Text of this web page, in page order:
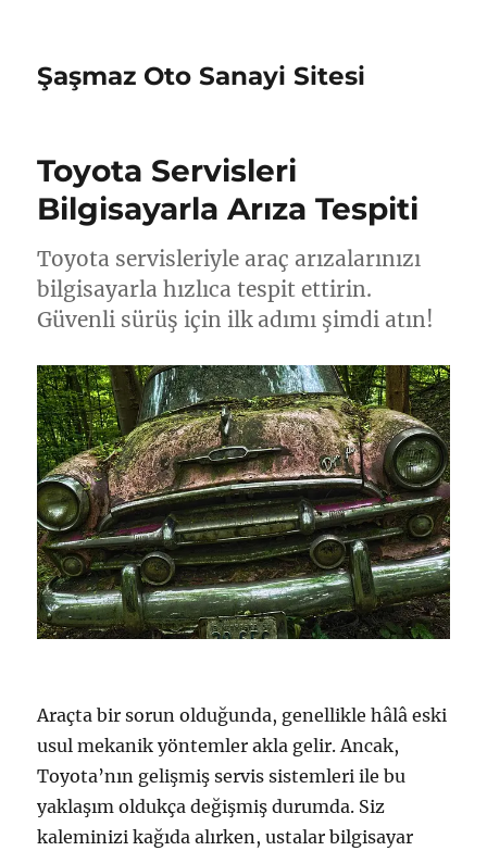
Şaşmaz Oto Sanayi Sitesi
Toyota Servisleri
Bilgisayarla Arıza Tespiti
Toyota servisleriyle araç arızalarınızı
bilgisayarla hızlıca tespit ettirin.
Güvenli sürüş için ilk adımı şimdi atın!
Araçta bir sorun olduğunda, genellikle hâlâ eski
usul mekanik yöntemler akla gelir. Ancak,
Toyota’nın gelişmiş servis sistemleri ile bu
yaklaşım oldukça değişmiş durumda. Siz
kaleminizi kağıda alırken, ustalar bilgisayar